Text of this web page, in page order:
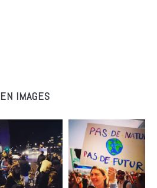
EN IMAGES